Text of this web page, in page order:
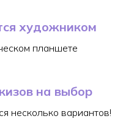
художником
планшете
на выбор
несколько вариантов!